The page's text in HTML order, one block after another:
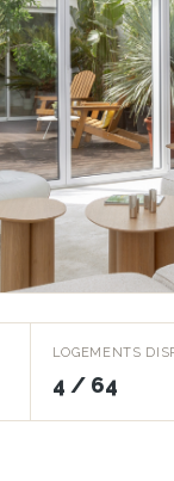
LOGEMENTS
4 / 64